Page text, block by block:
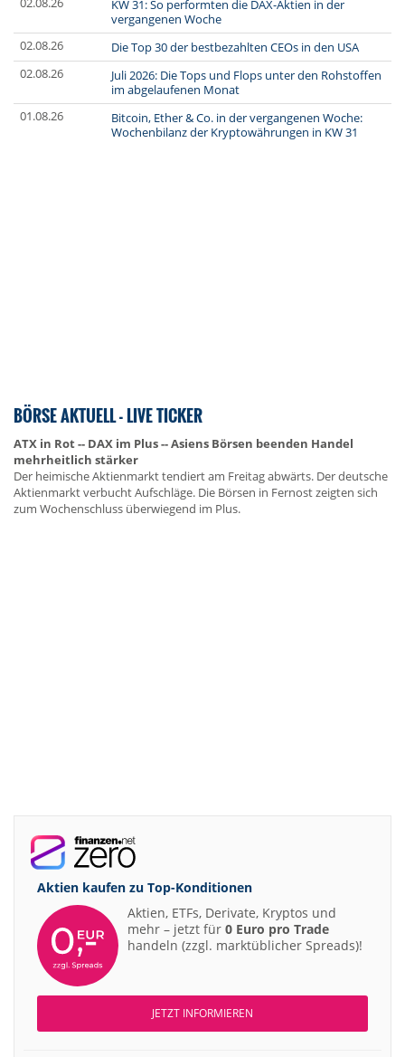
KW 31: So performten die DAX-Aktien in der
vergangenen Woche
02.08.26
Die Top 30 der bestbezahlten CEOs in den USA
02.08.26
Juli 2026: Die Tops und Flops unter den Rohstoffen
im abgelaufenen Monat
01.08.26
Bitcoin, Ether & Co. in der vergangenen Woche:
Wochenbilanz der Kryptowährungen in KW 31
BÖRSE AKTUELL - LIVE TICKER
ATX in Rot -- DAX im Plus -- Asiens Börsen beenden Handel
mehrheitlich stärker
Der heimische Aktienmarkt tendiert am Freitag abwärts. Der deutsche
Aktienmarkt verbucht Aufschläge. Die Börsen in Fernost zeigten sich
zum Wochenschluss überwiegend im Plus.
Aktien kaufen zu Top-Konditionen
Aktien, ETFs, Derivate, Kryptos und
mehr – jetzt für 0 Euro pro Trade
handeln (zzgl. marktüblicher Spreads)!
JETZT INFORMIEREN